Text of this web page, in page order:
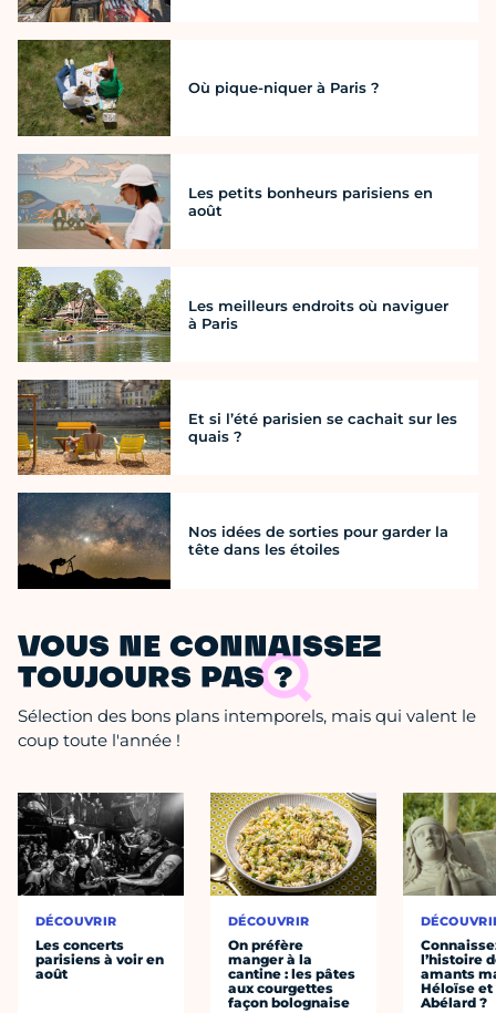
Où pique-niquer à Paris ?
Les petits bonheurs parisiens en
août
Les meilleurs endroits où naviguer
à Paris
Et si l’été parisien se cachait sur les
quais ?
Nos idées de sorties pour garder la
tête dans les étoiles
VOUS NE CONNAISSEZ
TOUJOURS PAS ?
Sélection des bons plans intemporels, mais qui valent le
coup toute l'année !
DÉCOUVRIR
Les concerts
parisiens à voir en
août
DÉCOUVRIR
On préfère
manger à la
cantine : les pâtes
aux courgettes
façon bolognaise
l’histoire
amants
Héloïse et
Abélard ?